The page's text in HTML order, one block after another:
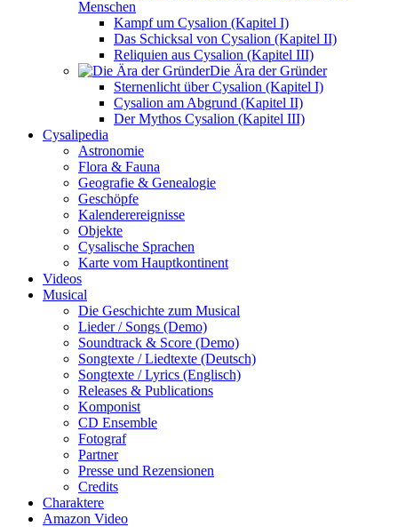
Menschen
Kampf um Cysalion (Kapitel I)
Das Schicksal von Cysalion (Kapitel II)
Reliquien aus Cysalion (Kapitel III)
Die Ära der Gründer
Sternenlicht über Cysalion (Kapitel I)
Cysalion am Abgrund (Kapitel II)
Der Mythos Cysalion (Kapitel III)
Cysalipedia
Astronomie
Flora & Fauna
Geografie & Genealogie
Geschöpfe
Kalenderereignisse
Objekte
Cysalische Sprachen
Karte vom Hauptkontinent
Videos
Musical
Die Geschichte zum Musical
Lieder / Songs (Demo)
Soundtrack & Score (Demo)
Songtexte / Liedtexte (Deutsch)
Songtexte / Lyrics (Englisch)
Releases & Publications
Komponist
CD Ensemble
Fotograf
Partner
Presse und Rezensionen
Credits
Charaktere
Amazon Video